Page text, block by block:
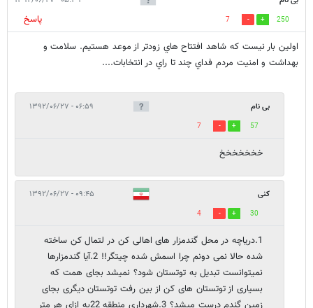
250
7
پاسخ
اولين بار نيست كه شاهد افتتاح هاي زودتر از موعد هستيم. سلامت و
بهداشت و امنيت مردم فداي چند تا راي در انتخابات....
بی نام ۰۶:۵۹ - ۱۳۹۲/۰۶/۲۷
57
7
خخخخخخخ
کنی ۰۹:۴۵ - ۱۳۹۲/۰۶/۲۷
30
4
1.دریاچه در محل گندمزار های اهالی کن در لتمال کن ساخته
شده حالا نمی دونم چرا اسمش شده چیتگر!! 2.آیا گندمزارها
نمیتوانست تبدیل به توتستان شود؟ نمیشد بجای همت که
بسیاری از توتستان های کن از بین رفت توتستان دیگری بجای
زمین گندم درست میشد؟ 3.شهرداری منطقه 22به ازای هر متر